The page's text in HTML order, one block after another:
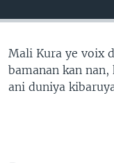
Mali Kura ye voix
bamanan kan
ani duniya